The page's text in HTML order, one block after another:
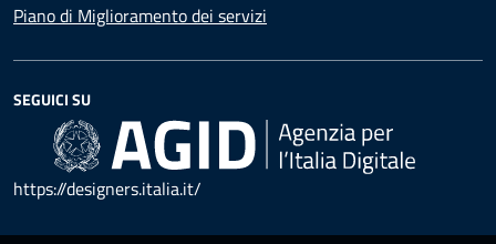
Piano di Miglioramento dei servizi
SEGUICI SU
https://designers.italia.it/